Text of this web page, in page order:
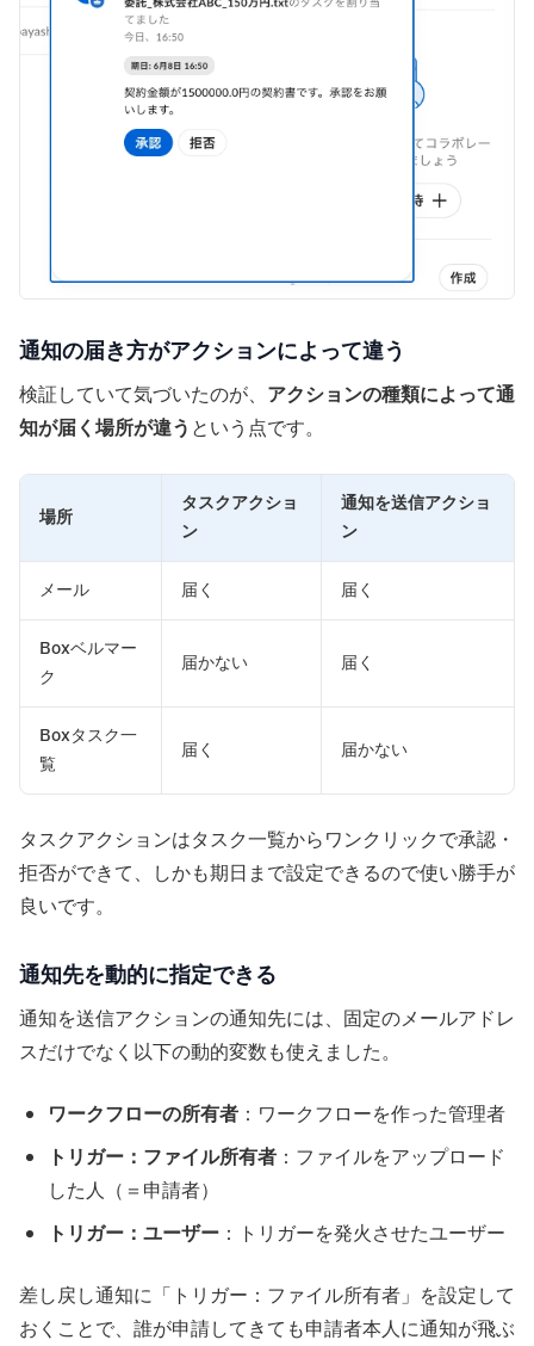
通知の届き方がアクションによって違う
検証していて気づいたのが、 アクションの種類によって通
知が届く場所が違う という点です。
場所
タスクアクショ
ン
通知を送信アクショ
ン
メール 届く 届く
Boxベルマー
ク
届かない 届く
Boxタスク一
覧
届く 届かない
タスクアクションはタスク一覧からワンクリックで承認・
拒否ができて、しかも期日まで設定できるので使い勝手が
良いです。
通知先を動的に指定できる
通知を送信アクションの通知先には、固定のメールアドレ
スだけでなく以下の動的変数も使えました。
ワークフローの所有者 ：ワークフローを作った管理者
トリガー：ファイル所有者 ：ファイルをアップロード
した人（＝申請者）
トリガー：ユーザー ：トリガーを発火させたユーザー
差し戻し通知に「トリガー：ファイル所有者」を設定して
おくことで、誰が申請してきても申請者本人に通知が飛ぶ